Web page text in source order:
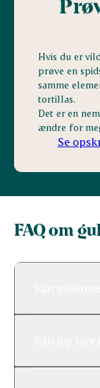
Hvis du er
prøve en
samme
tortillas.
Det er en
ændre for
Se
FAQ om